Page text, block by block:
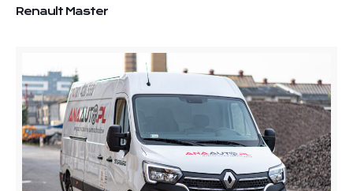
Renault Master